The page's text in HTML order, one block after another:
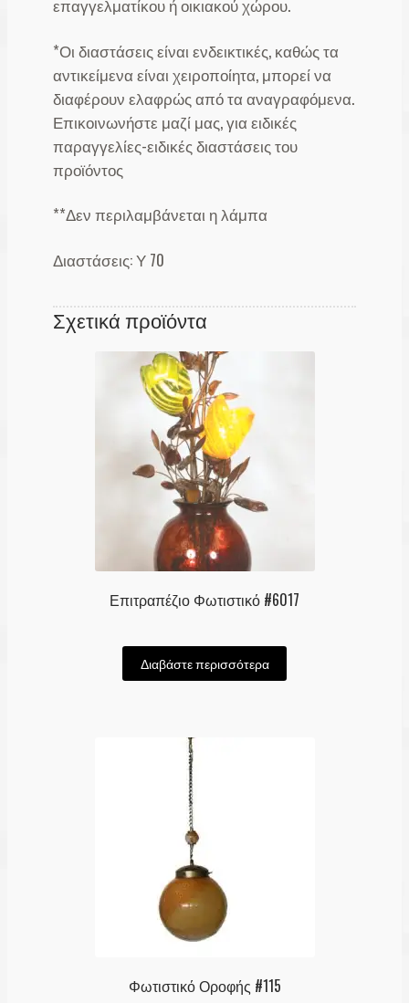
επαγγελματίκου ή οικιακού χώρου.
*Οι διαστάσεις είναι ενδεικτικές, καθώς τα
αντικείμενα είναι χειροποίητα, μπορεί να
διαφέρουν ελαφρώς από τα αναγραφόμενα.
Επικοινωνήστε μαζί μας, για ειδικές
παραγγελίες-ειδικές διαστάσεις του
προϊόντος
**Δεν περιλαμβάνεται η λάμπα
Διαστάσεις: Υ 70
Σχετικά προϊόντα
Επιτραπέζιο Φωτιστικό #6017
Διαβάστε περισσότερα
Φωτιστικό Οροφής #115